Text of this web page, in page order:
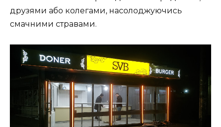
друзями або колегами, насолоджуючись
смачними стравами.